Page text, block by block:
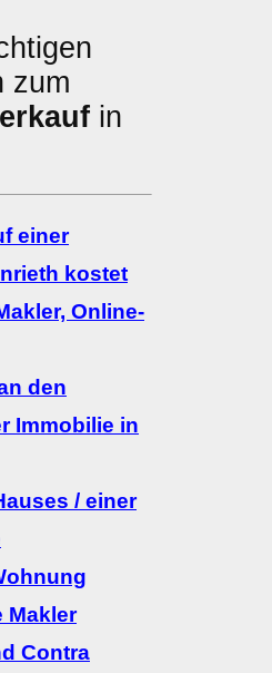
zum
in
einer
kostet
Online-
den
Immobilie in
/ einer
Makler
Contra